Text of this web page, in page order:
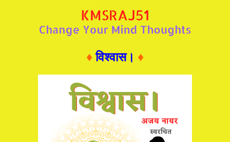
♦विश्वास। ♦